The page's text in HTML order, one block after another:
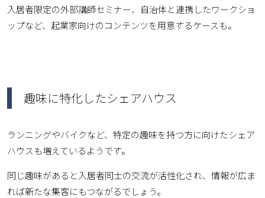
入居者限定の外部講師セミナー、自治体と連携したワークショ
ップなど、起業家向けのコンテンツを用意するケースも。
趣味に特化したシェアハウス
ランニングやバイクなど、特定の趣味を持つ方に向けたシェア
ハウスも増えているようです。
同じ趣味があると入居者同士の交流が活性化され、情報が広ま
れば新たな集客にもつながるでしょう。